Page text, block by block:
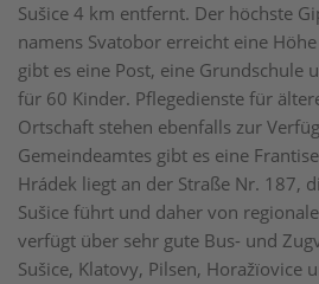
Sušice 4 km entfernt. Der höchste
namens Svatobor erreicht eine
gibt es eine Post, eine Grundschule
für 60 Kinder. Pflegedienste für
Ortschaft stehen ebenfalls zur
Gemeindeamtes gibt es eine
Hrádek liegt an der Straße Nr. 187,
Sušice führt und daher von
verfügt über sehr gute Bus- und
Sušice, Klatovy, Pilsen, Horažïovice